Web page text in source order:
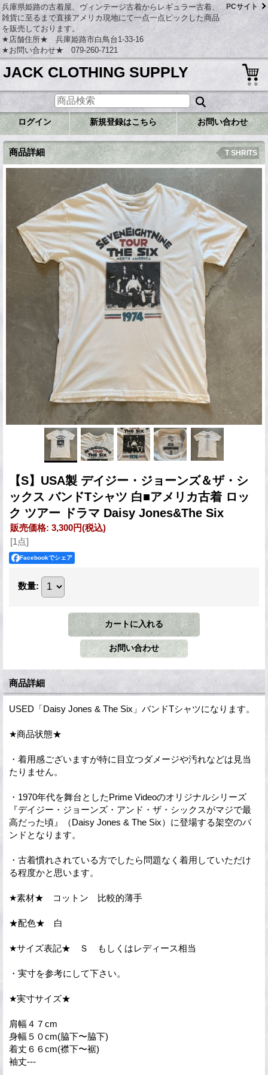
兵庫県姫路の古着屋、ヴィンテージ古着からレギュラー古着、
雑貨に至るまで直接アメリカ現地にて一点一点ピックした商品
を販売しております。
★店舗住所★ 兵庫姫路市白鳥台1-33-16
★お問い合わせ★ 079-260-7121
PCサイト
JACK CLOTHING SUPPLY
ログイン 新規登録はこちら お問い合わせ
商品詳細 T SHRITS
【S】USA製 デイジー・ジョーンズ＆ザ・シ
ックス バンドTシャツ 白■アメリカ古着 ロッ
ク ツアー ドラマ Daisy Jones&The Six
販売価格: 3,300円(税込)
[1点]
Facebookでシェア
数量:
商品詳細
USED「Daisy Jones & The Six」バンドTシャツになります。
★商品状態★
・着用感ございますが特に目立つダメージや汚れなどは見当
たりません。
・1970年代を舞台としたPrime Videoのオリジナルシリーズ
『デイジー・ジョーンズ・アンド・ザ・シックスがマジで最
高だった頃』（Daisy Jones & The Six）に登場する架空のバ
ンドとなります。
・古着慣れされている方でしたら問題なく着用していただけ
る程度かと思います。
★素材★ コットン 比較的薄手
★配色★ 白
★サイズ表記★ Ｓ もしくはレディース相当
・実寸を参考にして下さい。
★実寸サイズ★
肩幅４７cm
身幅５０cm(脇下〜脇下)
着丈６６cm(襟下〜裾)
袖丈---